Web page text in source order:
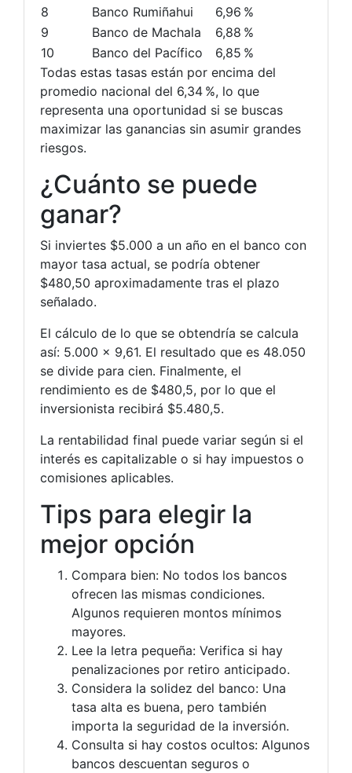
8
Banco Rumiñahui
6,96 %
9
Banco de Machala
6,88 %
10
Banco del Pacífico
6,85 %
Todas estas tasas están por encima del
promedio nacional del 6,34 %, lo que
representa una oportunidad si se buscas
maximizar las ganancias sin asumir grandes
riesgos.
¿Cuánto se puede
ganar?
Si inviertes $5.000 a un año en el banco con
mayor tasa actual, se podría obtener
$480,50 aproximadamente tras el plazo
señalado.
El cálculo de lo que se obtendría se calcula
así: 5.000 x 9,61. El resultado que es 48.050
se divide para cien. Finalmente, el
rendimiento es de $480,5, por lo que el
inversionista recibirá $5.480,5.
La rentabilidad final puede variar según si el
interés es capitalizable o si hay impuestos o
comisiones aplicables.
Tips para elegir la
mejor opción
Compara bien: No todos los bancos
ofrecen las mismas condiciones.
Algunos requieren montos mínimos
mayores.
Lee la letra pequeña: Verifica si hay
penalizaciones por retiro anticipado.
Considera la solidez del banco: Una
tasa alta es buena, pero también
importa la seguridad de la inversión.
Consulta si hay costos ocultos: Algunos
bancos descuentan seguros o